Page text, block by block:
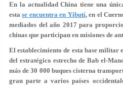
En la actualidad China tiene una
estase encuentra en Yibutí, en el
mediados del año 2017 para
chinas que participan en misiones de
El establecimiento de esta base
del estratégico estrecho de Bab el-
más de 30 000 buques cisterna
gran parte a varios países